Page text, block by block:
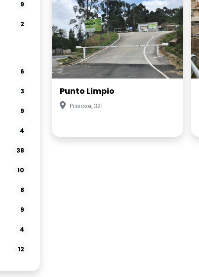
9
2
6
3
9
4
38
10
8
9
4
12
Punto Limpio
Pasaxe, 321